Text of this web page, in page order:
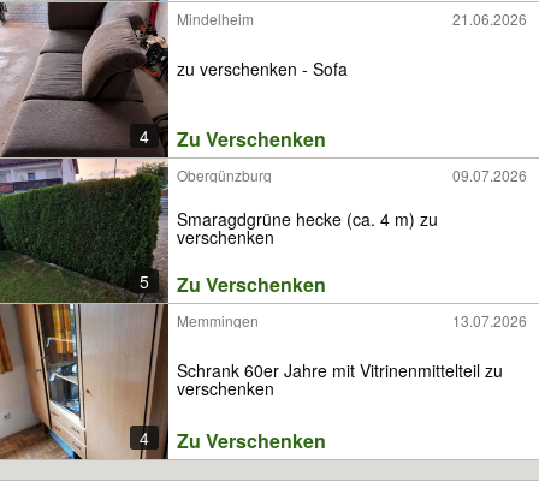
4
Mindelheim 21.06.2026
zu verschenken - Sofa
Zu Verschenken
5
Obergünzburg 09.07.2026
Smaragdgrüne hecke (ca. 4 m) zu
verschenken
Zu Verschenken
4
Memmingen 13.07.2026
Schrank 60er Jahre mit Vitrinenmittelteil zu
verschenken
Zu Verschenken